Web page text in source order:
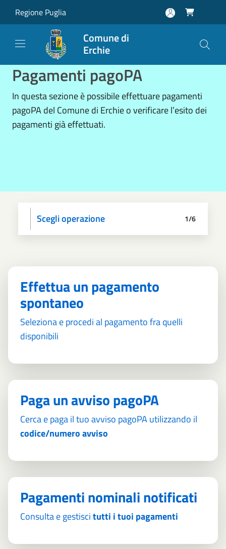
Regione Puglia 
Comune di
Erchie
Pagamenti pagoPA
In questa sezione è possibile effettuare pagamenti
pagoPA del Comune di Erchie o verificare l’esito dei
pagamenti già effettuati.
Scegli operazione
Informativa privacy
Scegli il pagamento
Dati anagrafici
Paga
Riepilogo 1/6
Effettua un pagamento
spontaneo
Seleziona e procedi al pagamento fra quelli
disponibili
Paga un avviso pagoPA
Cerca e paga il tuo avviso pagoPA utilizzando il
codice/numero avviso
Pagamenti nominali notificati
Consulta e gestiscitutti i tuoi pagamenti